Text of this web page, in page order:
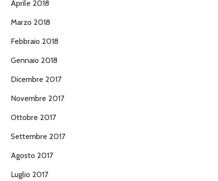
Aprile 2018
Marzo 2018
Febbraio 2018
Gennaio 2018
Dicembre 2017
Novembre 2017
Ottobre 2017
Settembre 2017
Agosto 2017
Luglio 2017